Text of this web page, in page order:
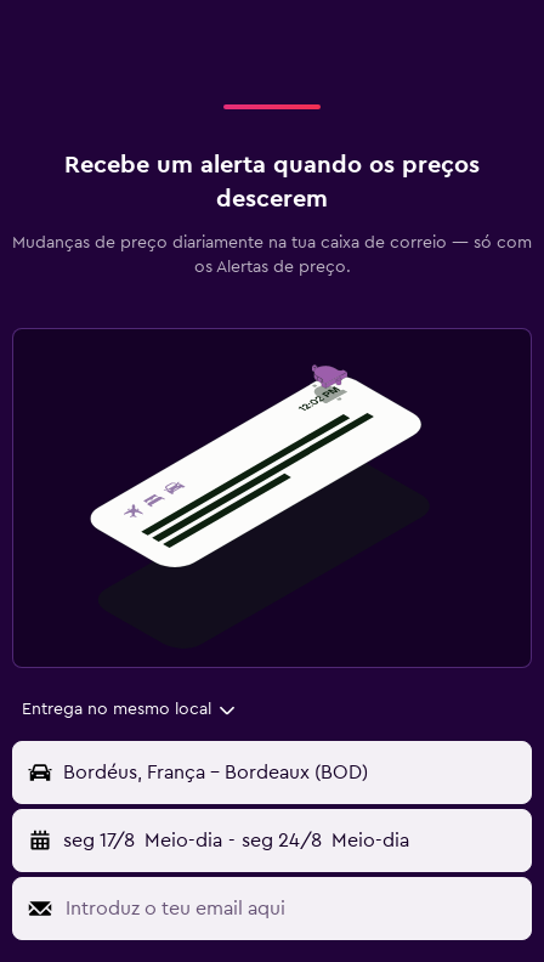
Recebe um alerta quando os preços
descerem
Mudanças de preço diariamente na tua caixa de correio — só com
os Alertas de preço.
Entrega no mesmo local
Bordéus, França - Bordeaux (BOD)
seg 17/8 Meio-dia - seg 24/8 Meio-dia